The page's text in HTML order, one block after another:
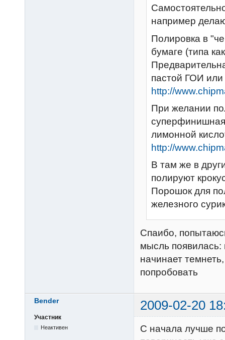
например
Полировка в
бумаге (типа
пастой ГОИ или
http://
При желании
лимонной
http://
В там же в
полируют
Порошок для
железного
Спаибо,
мысль появилась:
начинает
попробовать
Bender 2009-02-20
Участник
Неактивен
С начала лучше